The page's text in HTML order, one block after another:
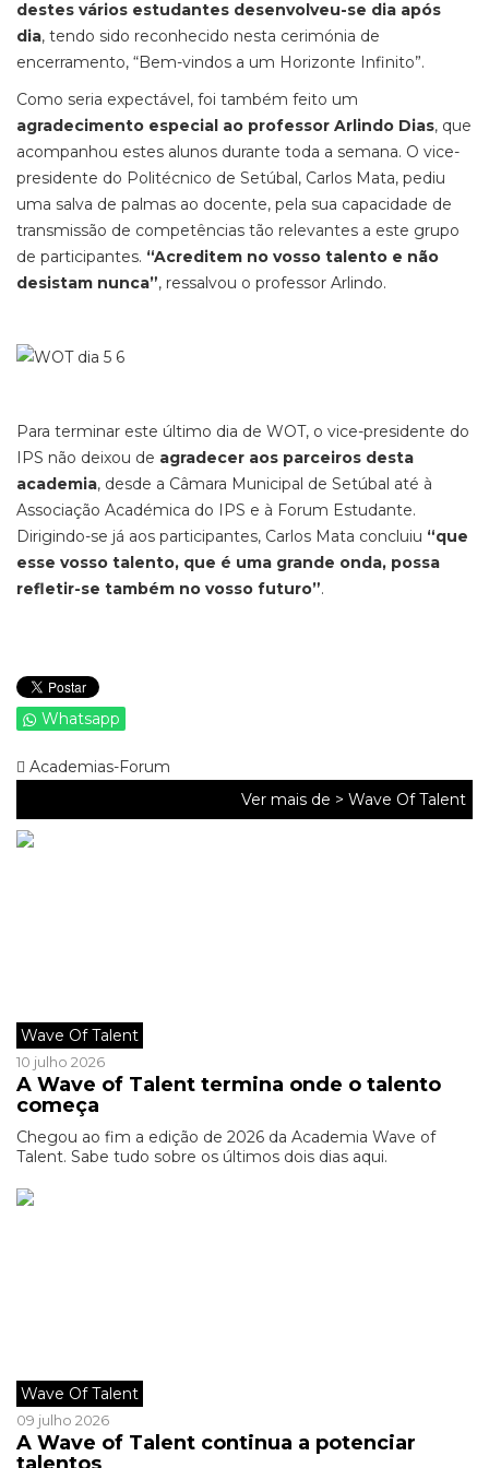
destes vários estudantes desenvolveu-se dia após
dia, tendo sido reconhecido nesta cerimónia de
encerramento, “Bem-vindos a um Horizonte Infinito”.
Como seria expectável, foi também feito um
agradecimento especial ao professor Arlindo Dias, que
acompanhou estes alunos durante toda a semana. O vice-
presidente do Politécnico de Setúbal, Carlos Mata, pediu
uma salva de palmas ao docente, pela sua capacidade de
transmissão de competências tão relevantes a este grupo
de participantes. “Acreditem no vosso talento e não
desistam nunca”, ressalvou o professor Arlindo.
Para terminar este último dia de WOT, o vice-presidente do
IPS não deixou de agradecer aos parceiros desta
academia, desde a Câmara Municipal de Setúbal até à
Associação Académica do IPS e à Forum Estudante.
Dirigindo-se já aos participantes, Carlos Mata concluiu “que
esse vosso talento, que é uma grande onda, possa
refletir-se também no vosso futuro”.
Whatsapp
Academias-Forum
Ver mais de > Wave Of Talent
Wave Of Talent
10 julho 2026
A Wave of Talent termina onde o talento
começa
Chegou ao fim a edição de 2026 da Academia Wave of
Talent. Sabe tudo sobre os últimos dois dias aqui.
Wave Of Talent
09 julho 2026
A Wave of Talent continua a potenciar